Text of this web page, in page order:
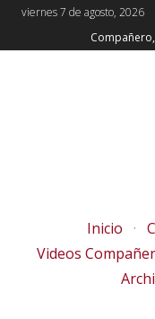
viernes 7 de agosto, 2026
Inicio
Videos